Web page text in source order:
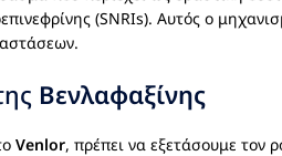
(SNRIs). Αυτός ο
Βενλαφαξίνης
Venlor, πρέπει να εξετάσουμε τον